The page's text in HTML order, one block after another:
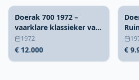
Doerak 700 1972 –
vaarklare klassieker van
7 meter
1972
€ 12.000 €